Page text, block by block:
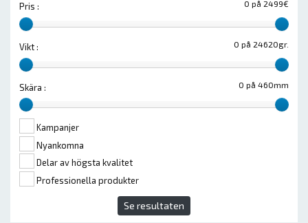
0 på 2499€
Pris :
0 på 24620gr.
Vikt :
0 på 460mm
Skära :
Kampanjer
Nyankomna
Delar av högsta kvalitet
Professionella produkter
Se resultaten